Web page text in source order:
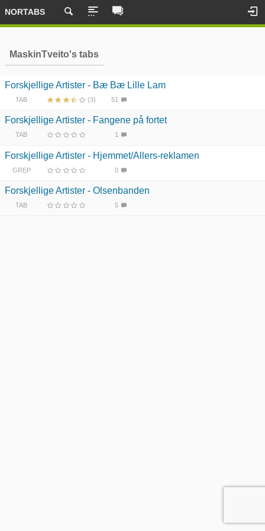
NORTABS
MaskinTveito's tabs
Forskjellige Artister - Bæ Bæ Lille Lam
TAB (3) 51
Forskjellige Artister - Fangene på fortet
TAB 1
Forskjellige Artister - Hjemmet/Allers-reklamen
GREP 0
Forskjellige Artister - Olsenbanden
TAB 5